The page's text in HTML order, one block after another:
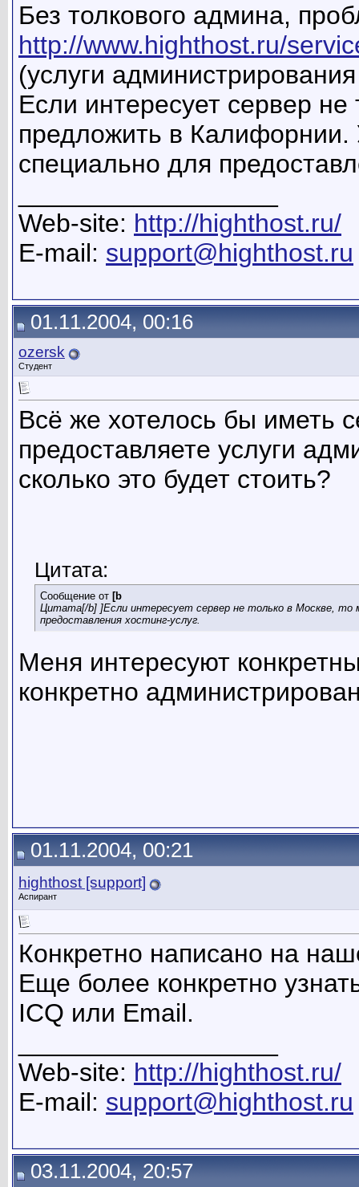
Без толкового админа,
http://www.highthost.ru/
(услуги
Если интересует сервер
предложить в Калифорнии.
специально для
Web-site: http://highthost.ru/
E-mail: support@highthost.ru
01.11.2004, 00:16
ozersk
Студент
Всё же хотелось бы иметь
предоставляете услуги
сколько это будет стоить?
Цитата:
Сообщение от [b
Цитата[/b] ]Если интересует сервер не только в Москве, то
предоставления хостинг-услуг.
Меня интересуют
конкретно
01.11.2004, 00:21
highthost [support]
Аспирант
Конкретно написано на
Еще более конкретно
ICQ или Email.
Web-site: http://highthost.ru/
E-mail: support@highthost.ru
03.11.2004, 20:57